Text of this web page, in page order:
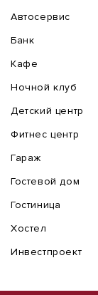
Автосервис
Банк
Кафе
Ночной клуб
Детский центр
Фитнес центр
Гараж
Гостевой дом
Гостиница
Хостел
Инвестпроект